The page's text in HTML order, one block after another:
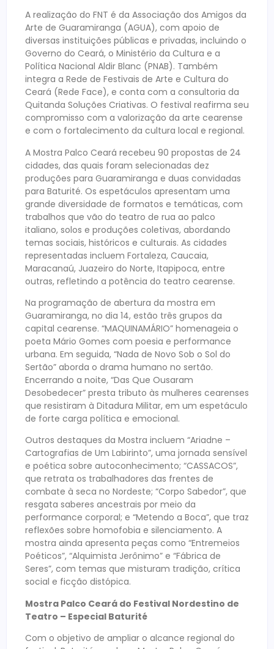
A realização do FNT é da Associação dos Amigos da
Arte de Guaramiranga (AGUA), com apoio de
diversas instituições públicas e privadas, incluindo o
Governo do Ceará, o Ministério da Cultura e a
Política Nacional Aldir Blanc (PNAB). Também
integra a Rede de Festivais de Arte e Cultura do
Ceará (Rede Face), e conta com a consultoria da
Quitanda Soluções Criativas. O festival reafirma seu
compromisso com a valorização da arte cearense
e com o fortalecimento da cultura local e regional.
A Mostra Palco Ceará recebeu 90 propostas de 24
cidades, das quais foram selecionadas dez
produções para Guaramiranga e duas convidadas
para Baturité. Os espetáculos apresentam uma
grande diversidade de formatos e temáticas, com
trabalhos que vão do teatro de rua ao palco
italiano, solos e produções coletivas, abordando
temas sociais, históricos e culturais. As cidades
representadas incluem Fortaleza, Caucaia,
Maracanaú, Juazeiro do Norte, Itapipoca, entre
outras, refletindo a potência do teatro cearense.
Na programação de abertura da mostra em
Guaramiranga, no dia 14, estão três grupos da
capital cearense. “MAQUINAMÁRIO” homenageia o
poeta Mário Gomes com poesia e performance
urbana. Em seguida, “Nada de Novo Sob o Sol do
Sertão” aborda o drama humano no sertão.
Encerrando a noite, “Das Que Ousaram
Desobedecer” presta tributo às mulheres cearenses
que resistiram à Ditadura Militar, em um espetáculo
de forte carga política e emocional.
Outros destaques da Mostra incluem “Ariadne –
Cartografias de Um Labirinto”, uma jornada sensível
e poética sobre autoconhecimento; “CASSACOS”,
que retrata os trabalhadores das frentes de
combate à seca no Nordeste; “Corpo Sabedor”, que
resgata saberes ancestrais por meio da
performance corporal; e “Metendo a Boca”, que traz
reflexões sobre homofobia e silenciamento. A
mostra ainda apresenta peças como “Entremeios
Poéticos”, “Alquimista Jerônimo” e “Fábrica de
Seres”, com temas que misturam tradição, crítica
social e ficção distópica.
Mostra Palco Ceará do Festival Nordestino de
Teatro – Especial Baturité
Com o objetivo de ampliar o alcance regional do